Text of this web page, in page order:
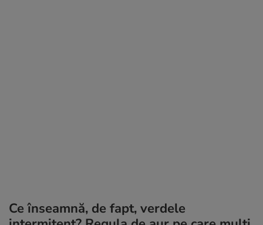
Ce înseamnă, de fapt, verdele